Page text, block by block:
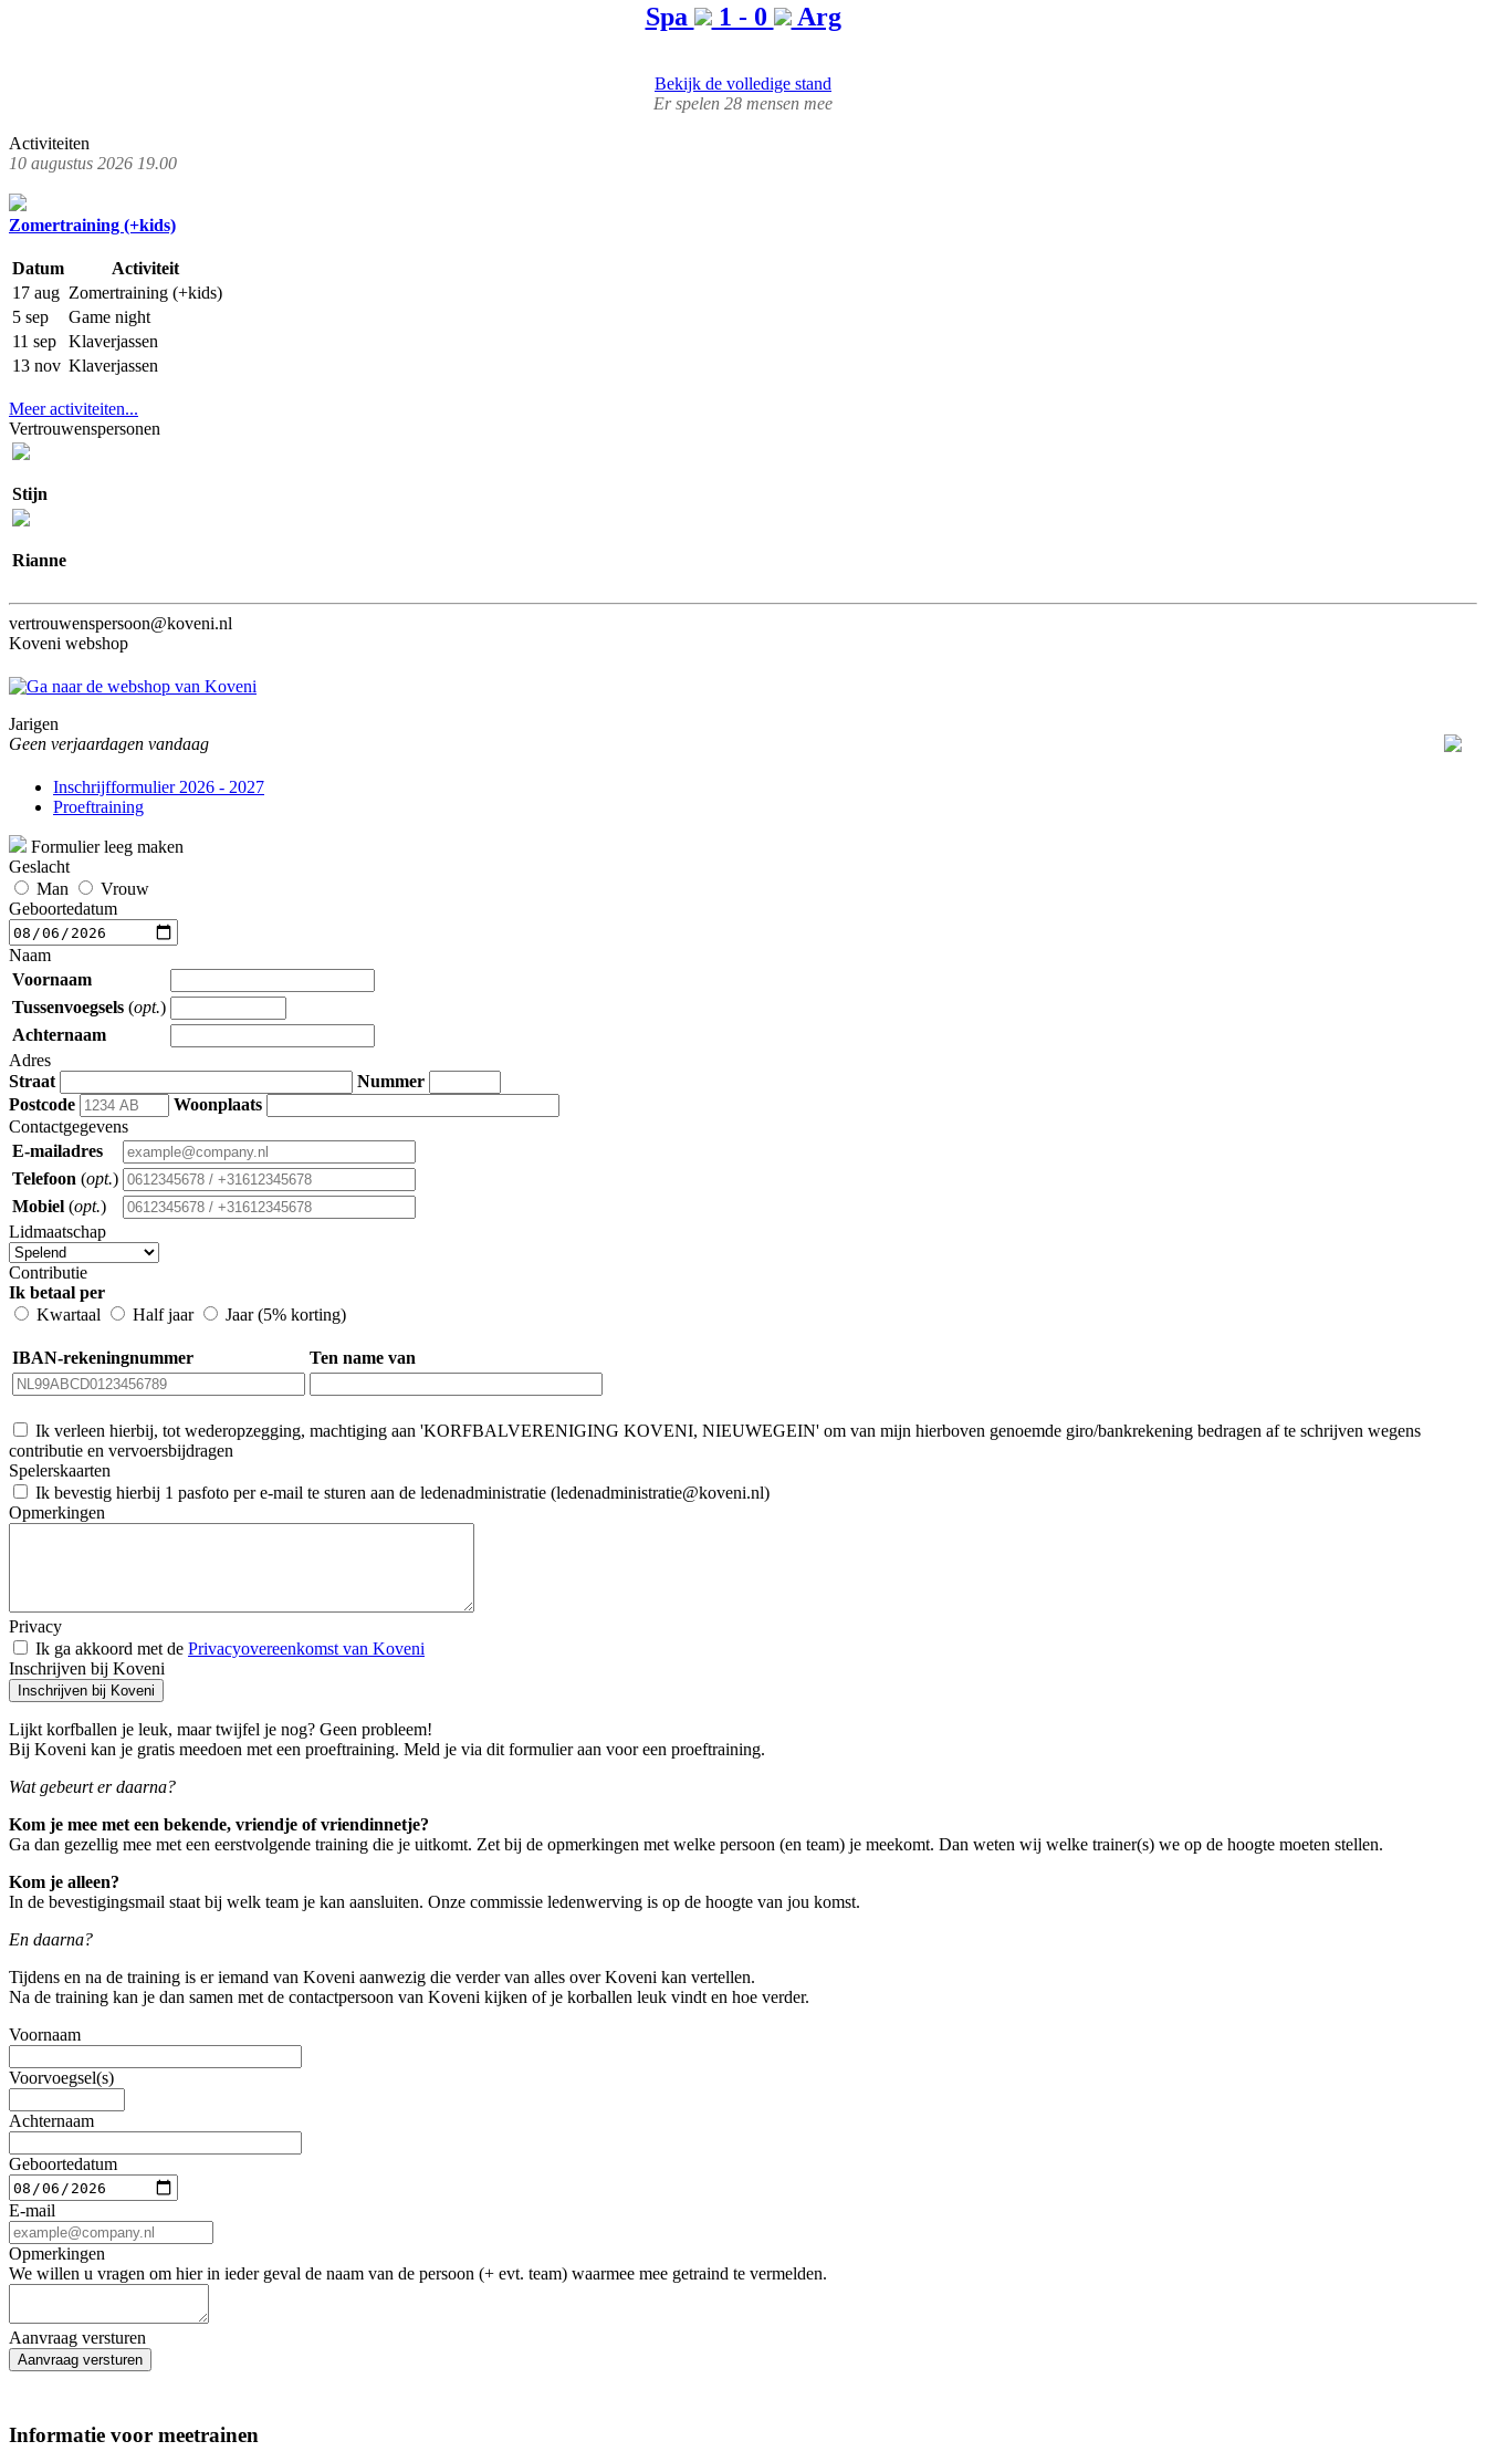
Spa 1 - 0 Arg
Bekijk de volledige stand
Er spelen 28 mensen mee
Activiteiten
10 augustus 2026 19.00
Zomertraining (+kids)
Datum
Activiteit
17 aug Zomertraining (+kids)
5 sep
Game night
11 sep
Klaverjassen
13 nov Klaverjassen
Meer activiteiten...
Vertrouwenspersonen
Stijn
Rianne
vertrouwenspersoon@koveni.nl
Koveni webshop
Jarigen
Geen verjaardagen vandaag
Inschrijfformulier 2026 - 2027
Proeftraining
Formulier leeg maken
Geslacht
Man
Vrouw
Geboortedatum
Naam
Voornaam
Tussenvoegsels (opt.)
Achternaam
Adres
Straat
Nummer
Postcode
Woonplaats
Contactgegevens
E-mailadres
Telefoon (opt.)
Mobiel (opt.)
Lidmaatschap
Contributie
Ik betaal per
Kwartaal
Half jaar Jaar (5% korting)
IBAN-rekeningnummer Ten name van
Ik verleen hierbij, tot wederopzegging, machtiging aan 'KORFBALVERENIGING KOVENI, NIEUWEGEIN' om van mijn hierboven genoemde giro/bankrekening bedragen af te schrijven wegens
contributie en vervoersbijdragen
Spelerskaarten
Ik bevestig hierbij 1 pasfoto per e-mail te sturen aan de ledenadministratie (ledenadministratie@koveni.nl)
Opmerkingen
Privacy
Ik ga akkoord met de Privacyovereenkomst van Koveni
Inschrijven bij Koveni
Inschrijven bij Koveni
Lijkt korfballen je leuk, maar twijfel je nog? Geen probleem!
Bij Koveni kan je gratis meedoen met een proeftraining. Meld je via dit formulier aan voor een proeftraining.
Wat gebeurt er daarna?
Kom je mee met een bekende, vriendje of vriendinnetje?
Ga dan gezellig mee met een eerstvolgende training die je uitkomt. Zet bij de opmerkingen met welke persoon (en team) je meekomt. Dan weten wij welke trainer(s) we op de hoogte moeten stellen.
Kom je alleen?
In de bevestigingsmail staat bij welk team je kan aansluiten. Onze commissie ledenwerving is op de hoogte van jou komst.
En daarna?
Tijdens en na de training is er iemand van Koveni aanwezig die verder van alles over Koveni kan vertellen.
Na de training kan je dan samen met de contactpersoon van Koveni kijken of je korballen leuk vindt en hoe verder.
Voornaam
Voorvoegsel(s)
Achternaam
Geboortedatum
E-mail
Opmerkingen
We willen u vragen om hier in ieder geval de naam van de persoon (+ evt. team) waarmee mee getraind te vermelden.
Aanvraag versturen
Aanvraag versturen
Informatie voor meetrainen